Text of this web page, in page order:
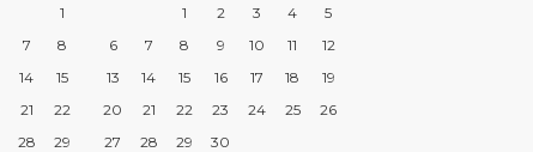
1
7
8
14
15
21
22
28
29
1
2 3 4
5
6
7 8 9 10 11
12
13
14 15 16 17 18
19
20
21 22 23 24 25
26
27
28 29 30